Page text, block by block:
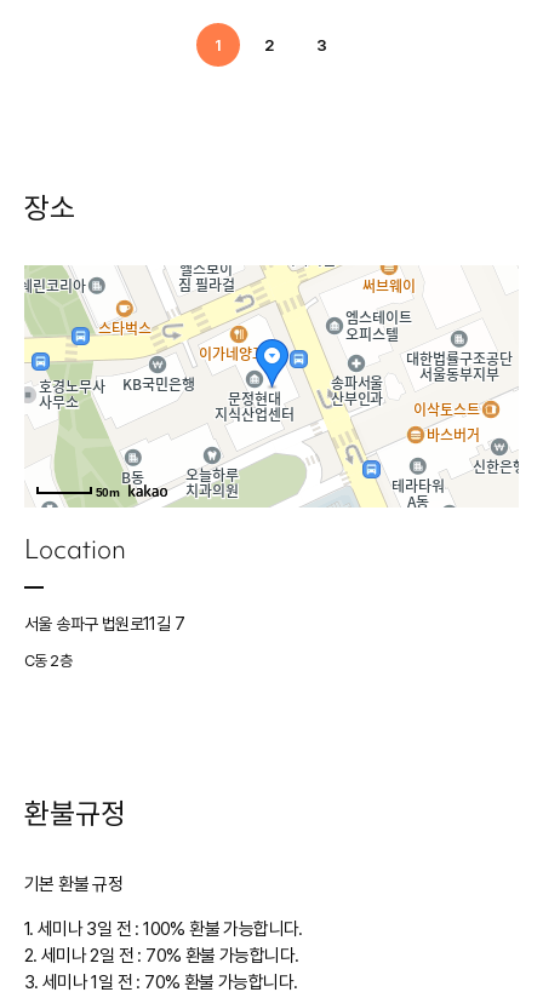
1 2 3
장소
50m
Location
서울 송파구 법원로11길 7
C동 2층
환불규정
기본 환불 규정
1. 세미나 3일 전 : 100% 환불 가능합니다.
2. 세미나 2일 전 : 70% 환불 가능합니다.
3. 세미나 1일 전 : 70% 환불 가능합니다.